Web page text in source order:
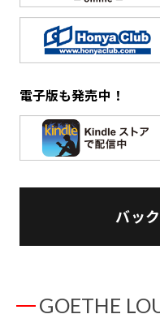
電子版も発売中！
バッ
GOETHE